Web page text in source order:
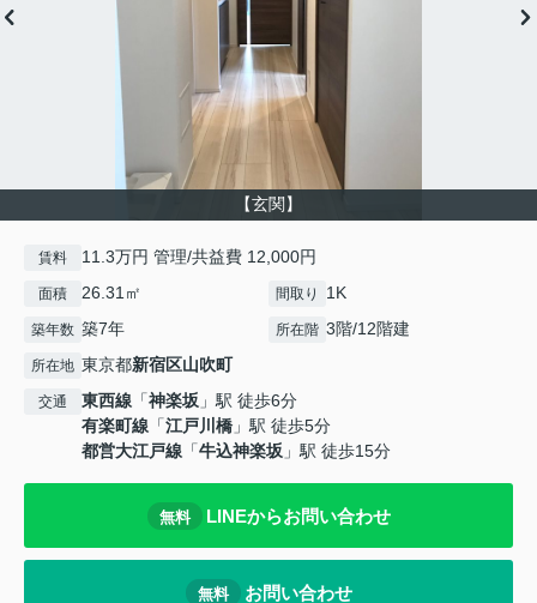
【玄関】
賃料 11.3万円 管理/共益費 12,000円
面積 26.31㎡ 間取り 1K
築年数 築7年 所在階 3階/12階建
所在地 東京都新宿区山吹町
交通 東西線 「神楽坂 」駅 徒歩6分
有楽町線 「江戸川橋 」駅 徒歩5分
都営大江戸線 「牛込神楽坂 」駅 徒歩15分
無料 LINEからお問い合わせ
無料 お問い合わせ